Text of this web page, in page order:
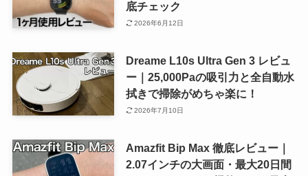
底チェック
2026年6月12日
Dreame L10s Ultra Gen 3 レビュ
ー｜25,000Paの吸引力と全自動水
拭きで掃除がめちゃ楽に！
2026年7月10日
Amazfit Bip Max 徹底レビュー｜
2.07インチの大画面・最大20日間